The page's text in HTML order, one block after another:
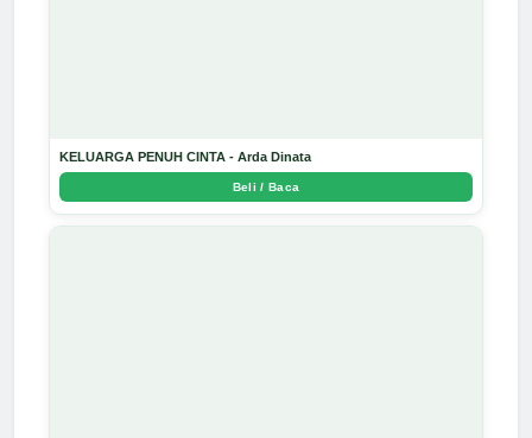
KELUARGA PENUH CINTA - Arda Dinata
Beli / Baca